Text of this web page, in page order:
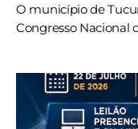
O município de
Congresso Nacional